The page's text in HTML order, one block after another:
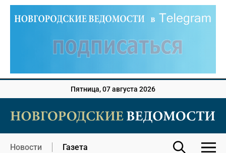
Пятница, 07 августа 2026
Новости Газета